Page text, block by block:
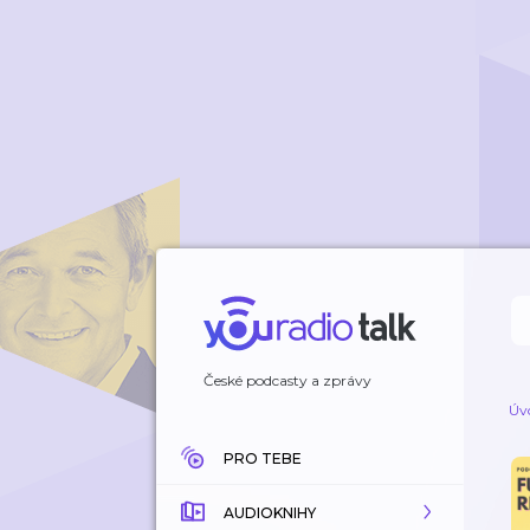
České podcasty a zprávy
PRO TEBE
AUDIOKNIHY